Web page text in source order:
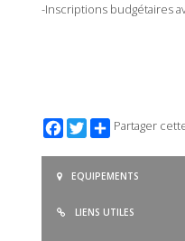
-Inscriptions budgétaires
FacebookTwitterPartager
EQUIPEMENTS
LIENS UTILES